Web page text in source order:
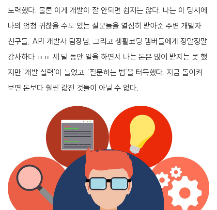
노력했다. 물론 이게 개발이 잘 안되면 쉽지는 않다. 나는 이 당시에
나의 엄청 귀찮을 수도 있는 질문들을 열심히 받아준 주변 개발자
친구들, API 개발사 팀장님, 그리고 생활코딩 멤버들에게 정말정말
감사하다 ㅠㅠ 세 달 동안 일을 하면서 나는 돈은 많이 받지는 못 했
지만 '개발 실력'이 늘었고, '질문하는 법'을 터득했다. 지금 돌이켜
보면 돈보다 훨씬 값진 것들이 아닐 수 없다.